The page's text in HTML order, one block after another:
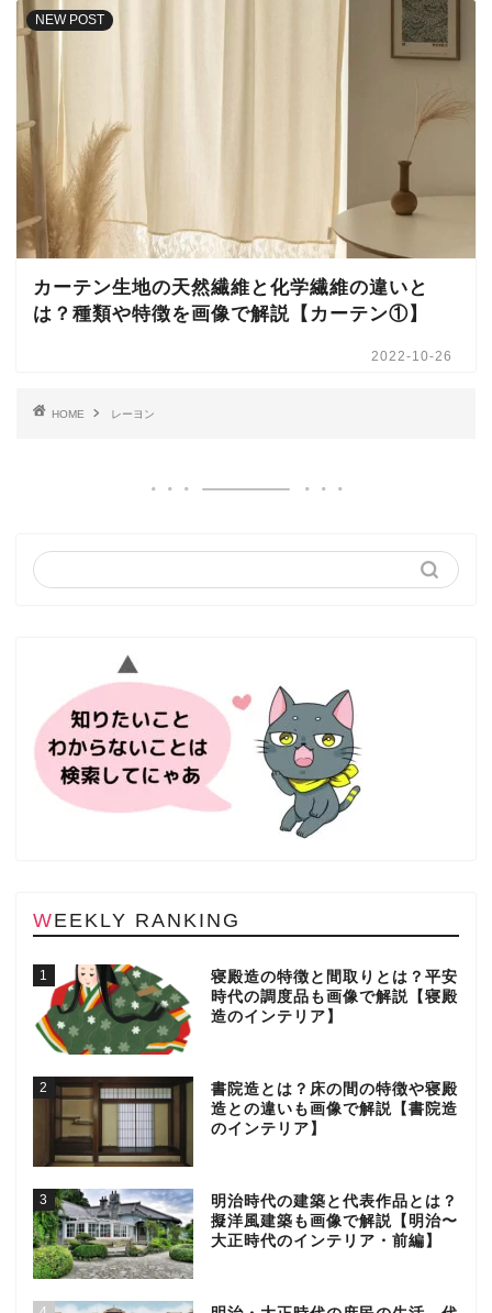
NEW POST
カーテン生地の天然繊維と化学繊維の違いと
は？種類や特徴を画像で解説【カーテン①】
2022-10-26
HOME レーヨン
WEEKLY RANKING
1
寝殿造の特徴と間取りとは？平安
時代の調度品も画像で解説【寝殿
造のインテリア】
2
書院造とは？床の間の特徴や寝殿
造との違いも画像で解説【書院造
のインテリア】
3
明治時代の建築と代表作品とは？
擬洋風建築も画像で解説【明治〜
大正時代のインテリア・前編】